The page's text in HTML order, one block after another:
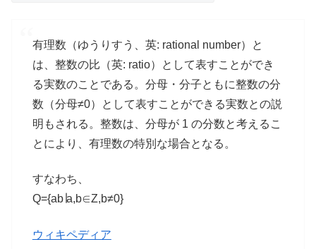
有理数（ゆうりすう、英: rational number）と
は、整数の比（英: ratio）として表すことができ
る実数のことである。分母・分子ともに整数の分
数（分母≠0）として表すことができる実数との説
明もされる。整数は、分母が 1 の分数と考えるこ
とにより、有理数の特別な場合となる。
すなわち、
Q={ab∣a,b∈Z,b≠0}
ウィキペディア